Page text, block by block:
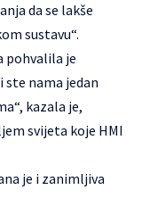
da se lakše
sustavu“.
pohvalila je
ste nama jedan
kazala je,
svijeta koje HMI
je i zanimljiva